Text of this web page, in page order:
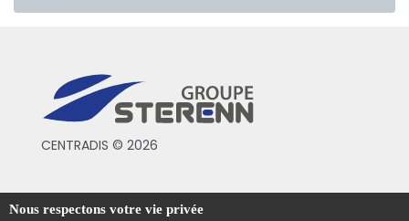
CENTRADIS © 2026
Conditions générales de vente
Nous respectons votre vie privée